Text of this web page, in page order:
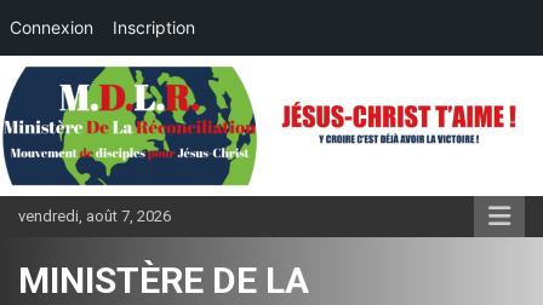
Connexion Inscription
Aller
au
contenu
vendredi, août 7, 2026
MINISTÈRE DE LA